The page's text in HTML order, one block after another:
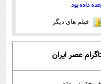
داده بود
فیلم های دیگر
عصر ایران